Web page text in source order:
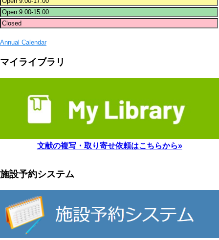
Annual Calendar
マイライブラリ
文献の複写・取り寄せ依頼はこちらから»
施設予約システム